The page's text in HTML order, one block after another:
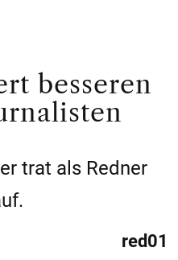
besseren
trat als Redner
red01